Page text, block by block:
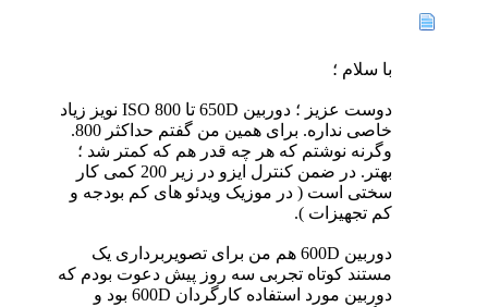
با سلام ؛
دوست عزیز ؛ دوربین 650D تا ISO 800 نویز زیاد
خاصی نداره. برای همین من گفتم حداکثر 800.
وگرنه نوشتم که هر چه قدر هم که کمتر شد ؛
بهتر. در ضمن کنترل ایزو در زیر 200 کمی کار
سختی است ( در موزیک ویدئو های کم بودجه و
کم تجهیزات ).
دوربین 600D هم من برای تصویربرداری یک
مستند کوتاه تجربی سه روز پیش دعوت بودم که
دوربین مورد استفاده کارگردان 600D بود و